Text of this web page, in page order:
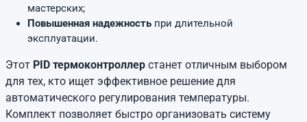
мастерских;
Повышенная надежность при длительной
эксплуатации.
Этот PID термоконтроллер станет отличным выбором
для тех, кто ищет эффективное решение для
автоматического регулирования температуры.
Комплект позволяет быстро организовать систему